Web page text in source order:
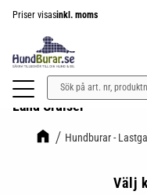
Priser visasinkl. moms
Land Cruiser
Hundburar -
Välj